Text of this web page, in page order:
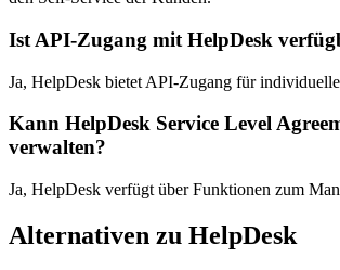
Ist API-Zugang mit HelpDesk
Ja, HelpDesk bietet API-Zugang für
Kann HelpDesk Service Level
verwalten?
Ja, HelpDesk verfügt über Funktionen zum
Alternativen zu HelpDesk